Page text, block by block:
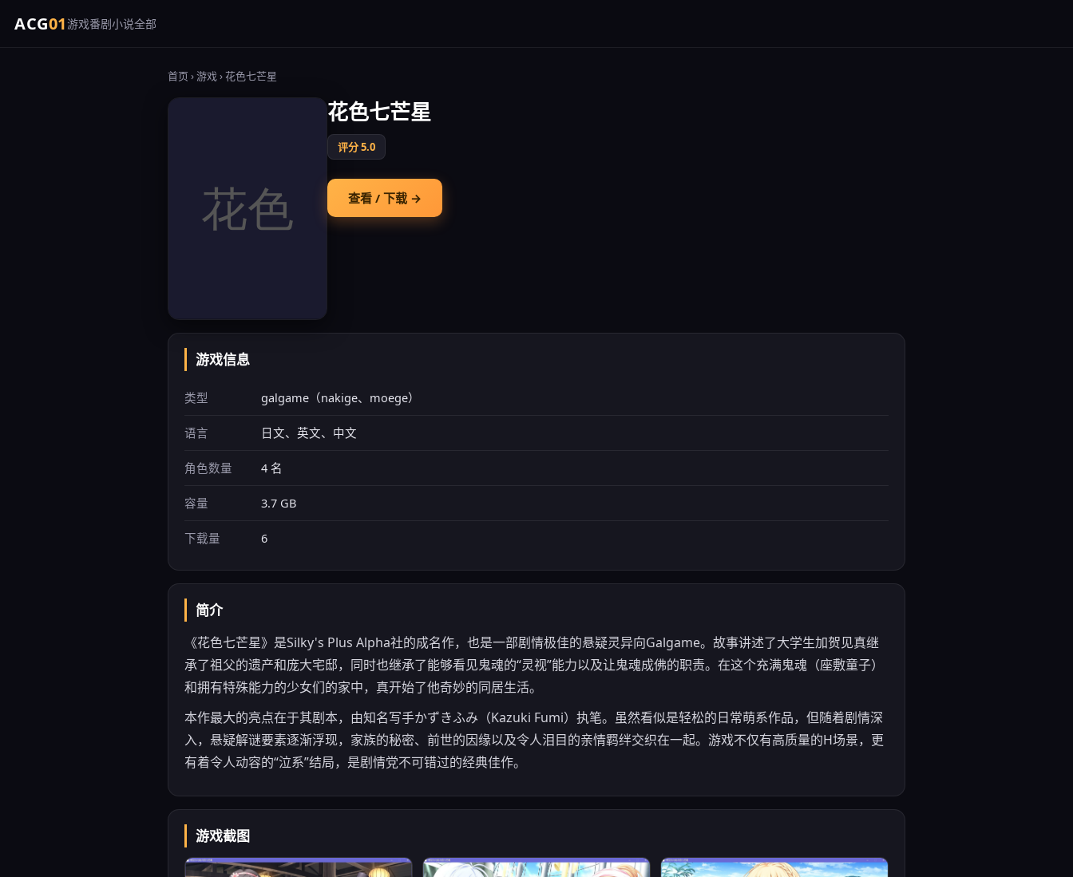
ACG01游戏番剧小说全部
首页 ›游戏› 花色七芒星
花色七芒星
评分 5.0
查看 / 下载 →
游戏信息
类型 galgame（nakige、moege）
语言 日文、英文、中文
角色数量 4 名
容量 3.7 GB
下载量 6
简介
《花色七芒星》是Silky's Plus Alpha社的成名作，也是一部剧情极佳的悬疑灵异向Galgame。故事讲述了大学生加贺见真继
承了祖父的遗产和庞大宅邸，同时也继承了能够看见鬼魂的“灵视”能力以及让鬼魂成佛的职责。在这个充满鬼魂（座敷童子）
和拥有特殊能力的少女们的家中，真开始了他奇妙的同居生活。
本作最大的亮点在于其剧本，由知名写手かずきふみ（Kazuki Fumi）执笔。虽然看似是轻松的日常萌系作品，但随着剧情深
入，悬疑解谜要素逐渐浮现，家族的秘密、前世的因缘以及令人泪目的亲情羁绊交织在一起。游戏不仅有高质量的H场景，更
有着令人动容的“泣系”结局，是剧情党不可错过的经典佳作。
游戏截图